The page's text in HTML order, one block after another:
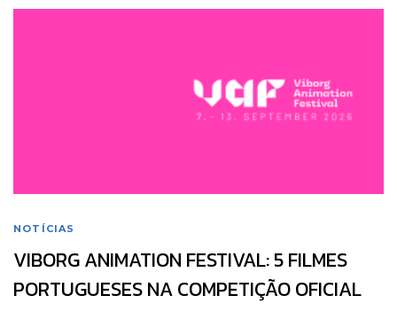
NOTÍCIAS
VIBORG ANIMATION FESTIVAL: 5 FILMES
PORTUGUESES NA COMPETIÇÃO OFICIAL